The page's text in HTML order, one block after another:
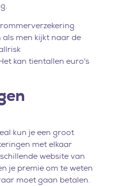
men kijkt naar de
kan tientallen euro's
kun je een groot
met elkaar
website van
je premie om te weten
moet gaan betalen.